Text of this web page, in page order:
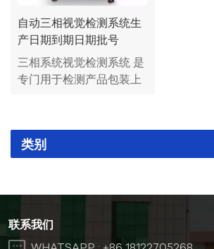
自动三相视觉检测系统生
产日期到期日期批号
三相系统视觉检测系统 是
专门用于检测产品包装上
类别
联系我们